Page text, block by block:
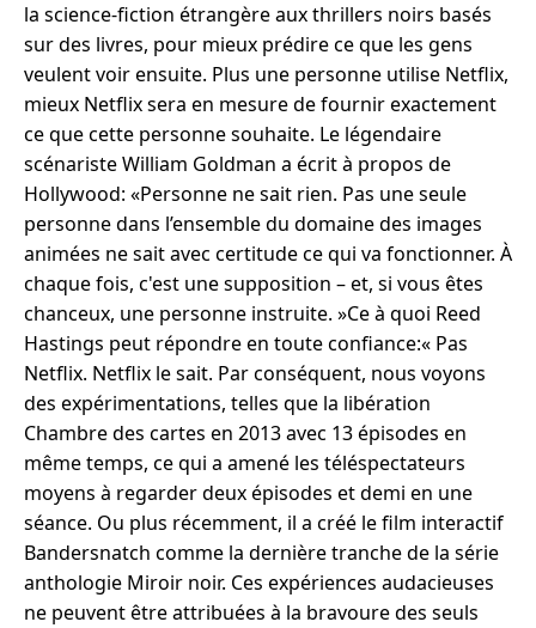
la science-fiction étrangère aux thrillers noirs basés
sur des livres, pour mieux prédire ce que les gens
veulent voir ensuite. Plus une personne utilise Netflix,
mieux Netflix sera en mesure de fournir exactement
ce que cette personne souhaite. Le légendaire
scénariste William Goldman a écrit à propos de
Hollywood: «Personne ne sait rien. Pas une seule
personne dans l’ensemble du domaine des images
animées ne sait avec certitude ce qui va fonctionner. À
chaque fois, c'est une supposition – et, si vous êtes
chanceux, une personne instruite. »Ce à quoi Reed
Hastings peut répondre en toute confiance:« Pas
Netflix. Netflix le sait. Par conséquent, nous voyons
des expérimentations, telles que la libération
Chambre des cartes en 2013 avec 13 épisodes en
même temps, ce qui a amené les téléspectateurs
moyens à regarder deux épisodes et demi en une
séance. Ou plus récemment, il a créé le film interactif
Bandersnatch comme la dernière tranche de la série
anthologie Miroir noir. Ces expériences audacieuses
ne peuvent être attribuées à la bravoure des seuls